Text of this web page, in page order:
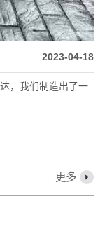
2023-04-18
，我们制造出了一
更多